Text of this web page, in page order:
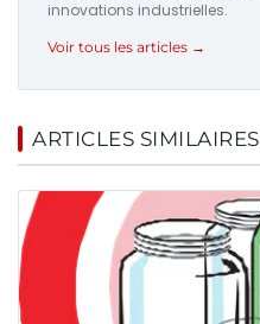
innovations industrielles.
Voir tous les articles →
ARTICLES SIMILAIRES